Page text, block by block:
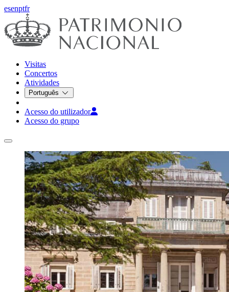
esenptfr
Visitas
Concertos
Atividades
Português
Acesso do utilizador
Acesso do grupo